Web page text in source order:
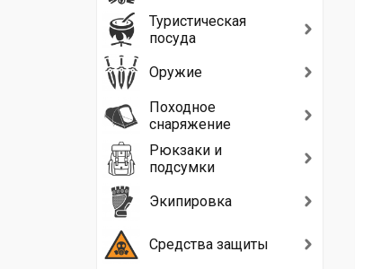
Туристическая
посуда
Оружие
Походное
снаряжение
Рюкзаки и
подсумки
Экипировка
Средства защиты